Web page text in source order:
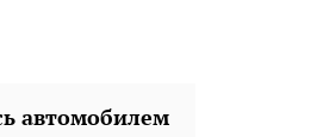
автомобилем